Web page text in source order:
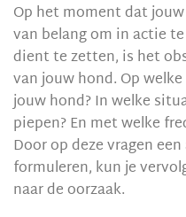
Op het moment dat
van belang om in actie
dient te zetten, is het
van jouw hond. Op
jouw hond? In welke
piepen? En met welke
Door op deze vragen
formuleren, kun je
naar de oorzaak.